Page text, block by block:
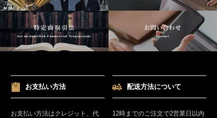
お支払い方法
お支払い方法はクレジット、代
配送方法について
12時までのご注文で2営業日以内